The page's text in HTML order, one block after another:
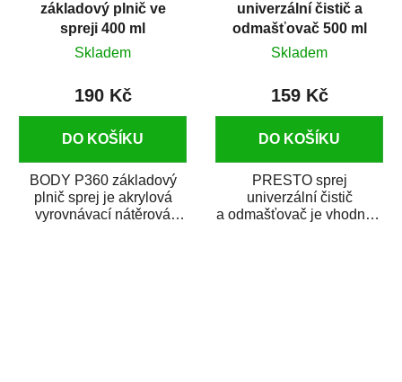
základový plnič ve
spreji 400 ml
Skladem
190 Kč
DO KOŠÍKU
BODY P360 základový
plnič sprej je akrylová
vyrovnávací nátěrová
univerzální čistič a
odmašťovač 500 ml
Skladem
159 Kč
DO KOŠÍKU
PRESTO sprej
univerzální čistič
a odmašťovač je vhodný k